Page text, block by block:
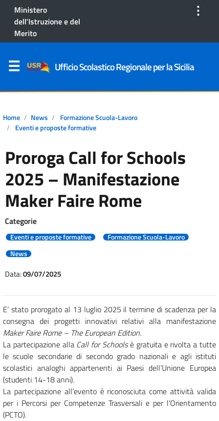
Ministero
dell'Istruzione e del
Merito
⋮
Ufficio Scolastico Regionale per la Sicilia
Home News
Formazione Scuola-Lavoro
Eventi e proposte formative
Proroga Call for Schools
2025 – Manifestazione
Maker Faire Rome
Categorie
Eventi e proposte formative
Formazione Scuola-Lavoro
News
Data:09/07/2025
E’ stato prorogato al 13 luglio 2025 il termine di scadenza per la
consegna dei progetti innovativi relativi alla manifestazione
Maker Faire Rome – The European Edition.
La partecipazione alla Call for Schoolsè gratuita e rivolta a tutte
le scuole secondarie di secondo grado nazionali e agli istituti
scolastici analoghi appartenenti ai Paesi dell’Unione Europea
(studenti 14-18 anni).
La partecipazione all’evento è riconosciuta come attività valida
per i Percorsi per Competenze Trasversali e per l’Orientamento
(PCTO).